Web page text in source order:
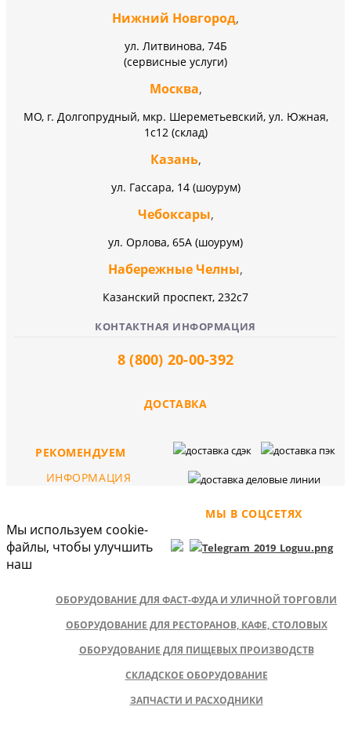
Нижний Новгород,
ул. Литвинова, 74Б
(сервисные услуги)
Москва,
МО, г. Долгопрудный, мкр. Шереметьевский, ул. Южная,
1с12 (склад)
Казань,
ул. Гассара, 14 (шоурум)
Чебоксары,
ул. Орлова, 65А (шоурум)
Набережные Челны,
Казанский проспект, 232c7
КОНТАКТНАЯ ИНФОРМАЦИЯ
8 (800) 20-00-392
ДОСТАВКА
МЫ В СОЦСЕТЯХ
РЕКОМЕНДУЕМ
ОБОРУДОВАНИЕ ДЛЯ ФАСТ-ФУДА И УЛИЧНОЙ ТОРГОВЛИ
ОБОРУДОВАНИЕ ДЛЯ РЕСТОРАНОВ, КАФЕ, СТОЛОВЫХ
ОБОРУДОВАНИЕ ДЛЯ ПИЩЕВЫХ ПРОИЗВОДСТВ
СКЛАДСКОЕ ОБОРУДОВАНИЕ
ЗАПЧАСТИ И РАСХОДНИКИ
ИНФОРМАЦИЯ
Мы используем cookie-
файлы, чтобы улучшить
наш